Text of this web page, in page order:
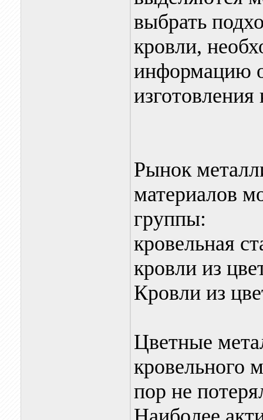
выбрать
кровли,
информацию
изготовления
Рынок
материалов
группы:
кровельная
кровли из
Кровли из
Цветные
кровельного
пор не